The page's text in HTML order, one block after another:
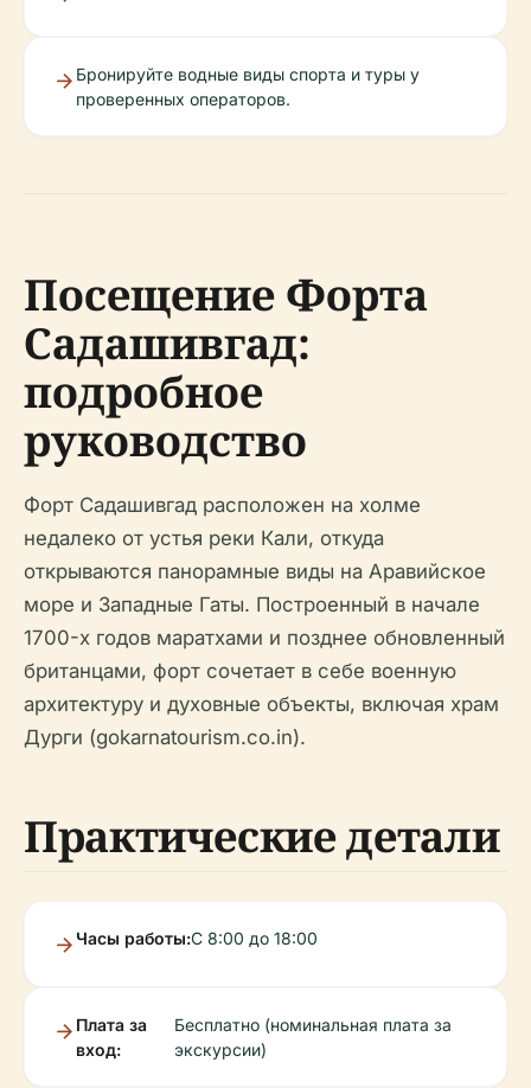
Бронируйте водные виды спорта и туры у
проверенных операторов.
Посещение Форта
Садашивгад:
подробное
руководство
Форт Садашивгад расположен на холме
недалеко от устья реки Кали, откуда
открываются панорамные виды на Аравийское
море и Западные Гаты. Построенный в начале
1700-х годов маратхами и позднее обновленный
британцами, форт сочетает в себе военную
архитектуру и духовные объекты, включая храм
Дурги (gokarnatourism.co.in).
Практические детали
Часы работы:С 8:00 до 18:00
Плата за
вход:
Бесплатно (номинальная плата за
экскурсии)